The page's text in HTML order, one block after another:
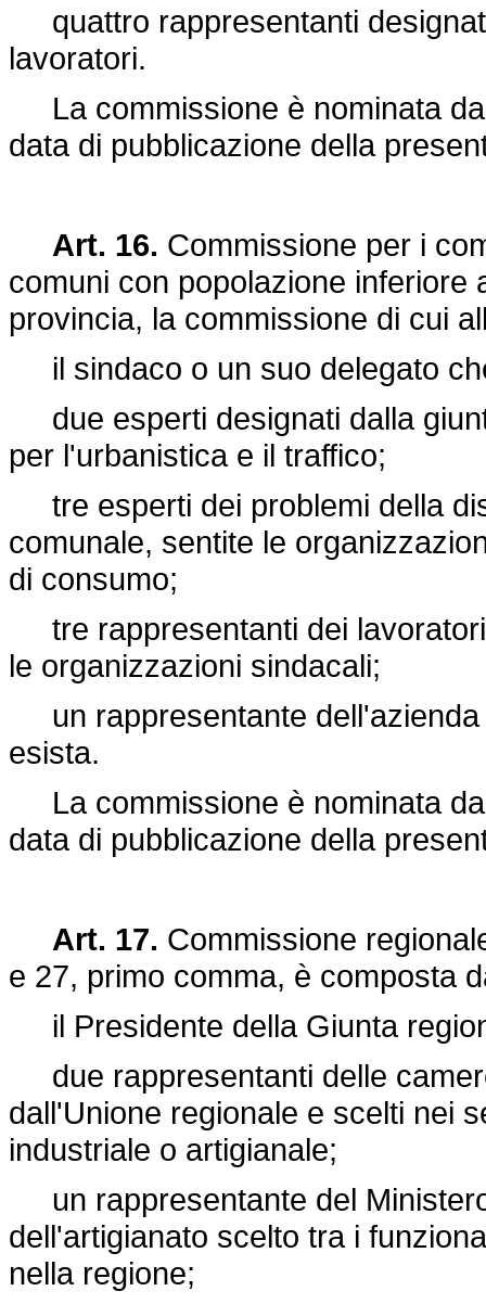
quattro rappresentanti
lavoratori.
La commissione è nominata
data di pubblicazione della
Art. 16. Commissione per i
comuni con popolazione inferiore
provincia, la commissione di cui
il sindaco o un suo delegato
due esperti designati dalla
per l'urbanistica e il traffico;
tre esperti dei problemi della
comunale, sentite le
di consumo;
tre rappresentanti dei
le organizzazioni sindacali;
un rappresentante dell'azienda
esista.
La commissione è nominata
data di pubblicazione della
Art. 17. Commissione
e 27, primo comma, è composta
il Presidente della Giunta
due rappresentanti delle
dall'Unione regionale e scelti nei
industriale o artigianale;
un rappresentante del
dell'artigianato scelto tra i
nella regione;